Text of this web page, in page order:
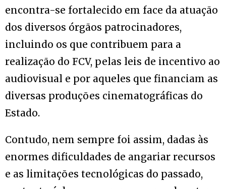
encontra-se fortalecido em face da atuação
dos diversos órgãos patrocinadores,
incluindo os que contribuem para a
realização do FCV, pelas leis de incentivo ao
audiovisual e por aqueles que financiam as
diversas produções cinematográficas do
Estado.
Contudo, nem sempre foi assim, dadas às
enormes dificuldades de angariar recursos
e as limitações tecnológicas do passado,